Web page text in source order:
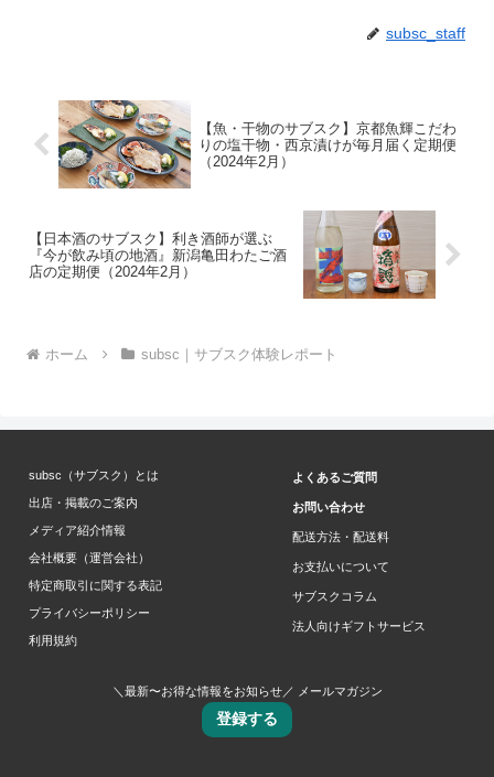
subsc_staff
【魚・干物のサブスク】京都魚輝こだわ
りの塩干物・西京漬けが毎月届く定期便
（2024年2月）
【日本酒のサブスク】利き酒師が選ぶ
『今が飲み頃の地酒』新潟亀田わたご酒
店の定期便（2024年2月）
ホーム subsc｜サブスク体験レポート
subsc（サブスク）とは
出店・掲載のご案内
メディア紹介情報
会社概要（運営会社）
特定商取引に関する表記
プライバシーポリシー
利用規約
よくあるご質問
お問い合わせ
配送方法・配送料
お支払いについて
サブスクコラム
法人向けギフトサービス
＼最新〜お得な情報をお知らせ／ メールマガジン
登録する